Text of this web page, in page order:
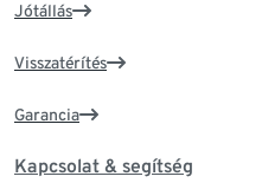
Jótállás
Visszatérítés
Garancia
Kapcsolat & segítség